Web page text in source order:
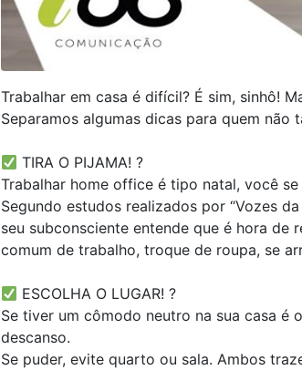
Trabalhar em casa é difícil? É sim, sinhô!
Separamos algumas dicas para quem não
TIRA O PIJAMA! ?⠀
Trabalhar home office é tipo natal, você
Segundo estudos realizados por “Vozes
seu subconsciente entende que é hora de
comum de trabalho, troque de roupa, se
ESCOLHA O LUGAR! ?⠀
Se tiver um cômodo neutro na sua casa
descanso. ⠀
Se puder, evite quarto ou sala. Ambos